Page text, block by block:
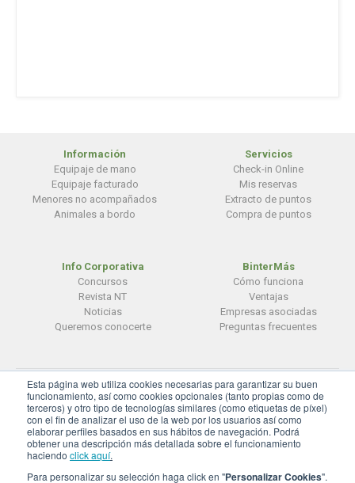
Esta página web utiliza cookies necesarias para garantizar su buen
funcionamiento, así como cookies opcionales (tanto propias como de
terceros) y otro tipo de tecnologías similares (como etiquetas de píxel)
con el fin de analizar el uso de la web por los usuarios así como
elaborar perfiles basados en sus hábitos de navegación. Podrá
obtener una descripción más detallada sobre el funcionamiento
haciendo click aquí.
Para personalizar su selección haga click en "Personalizar Cookies".
Información
Equipaje de mano
Equipaje facturado
Menores no acompañados
Animales a bordo
Servicios
Check-in Online
Mis reservas
Extracto de puntos
Compra de puntos
Info Corporativa
Concursos
Revista NT
Noticias
Queremos conocerte
BinterMás
Cómo funciona
Ventajas
Empresas asociadas
Preguntas frecuentes
© BinterCanarias
Aviso legal|Privacidad|Cookies
Configuración de cookies